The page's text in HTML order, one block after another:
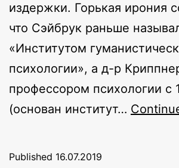
издержки. Горькая ирония
что Сэйбрук раньше
«Институтом
психологии», а д-р
профессором психологии с
(основан институт…
Published 16.07.2019